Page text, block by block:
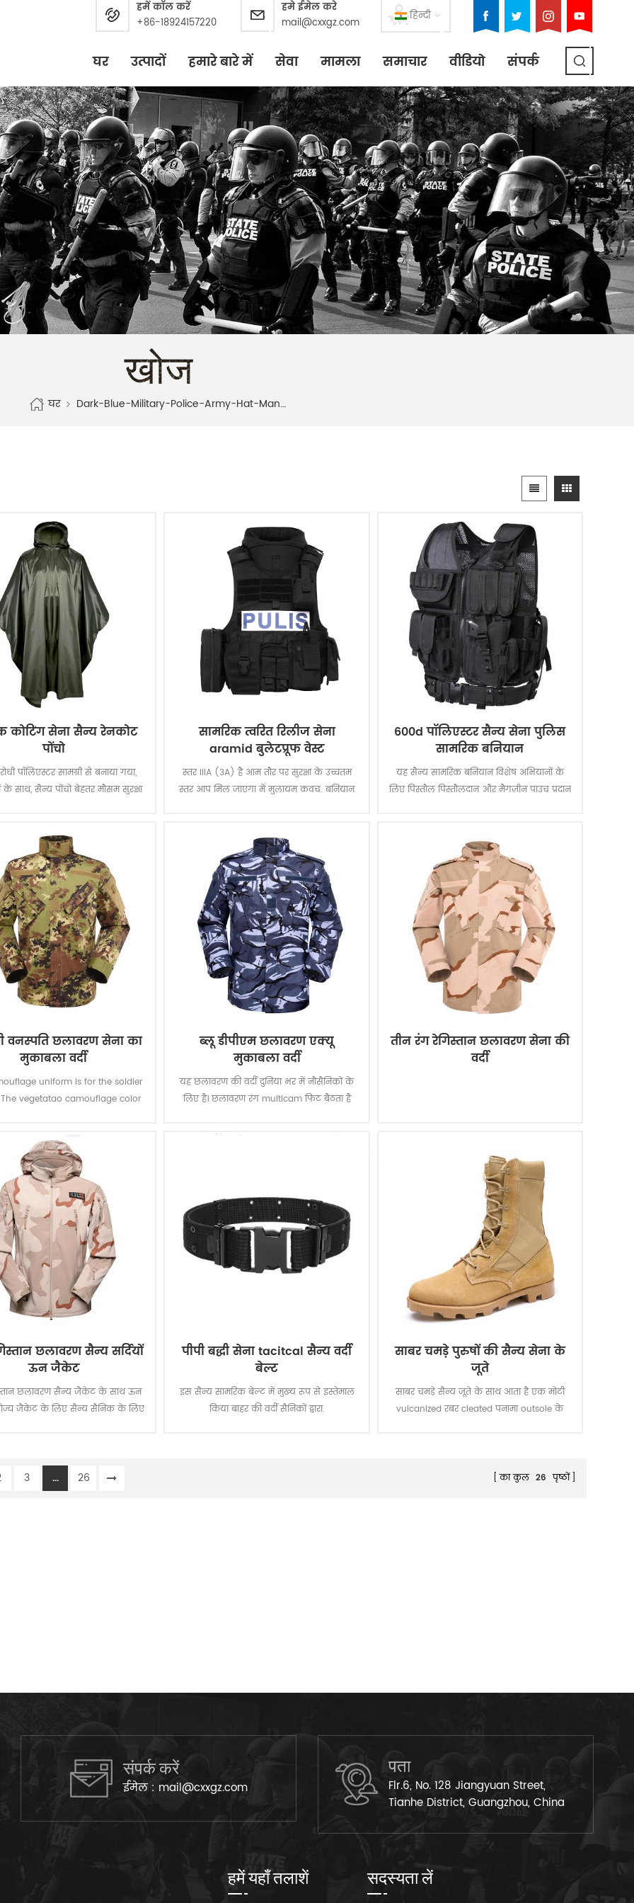
हिन्दी
हमें कॉल करें
+86-18924157220
हमे ईमेल करे
mail@cxxgz.com
घर उत्पादों हमारे बारे में सेवा मामला समाचार वीडियो संपर्क
खोज
घर Dark-Blue-Military-Police-Army-Hat-Manufacturer
कोटिंग सेना सैन्य रेनकोट
पोंचो
पॉलिएस्टर सामग्री से बनाया गया,
साथ, सैन्य पोंचो बेहतर मौसम सुरक्षा
प्रतिरोधी है।
सामरिक त्वरित रिलीज सेना
aramid बुलेटप्रूफ वेस्ट
स्तर IIIA (3A) है आम तौर पर सुरक्षा के उच्चतम
स्तर आप मिल जाएगा में मुलायम कवच. बनियान
व्यवस्थित नहीं अन्य निहित है कि प्रस्ताव के स्तर
आईआईए या द्वितीय स्तर.
600d पॉलिएस्टर सैन्य सेना पुलिस
सामरिक बनियान
यह सैन्य सामरिक बनियान विशेष अभियानों के
लिए पिस्तौल पिस्तौलदान और मैगज़ीन पाउच प्रदान
जलरोधक बनाता है।
वनस्पति छलावरण सेना का
मुकाबला वर्दी
uniform is for the soldier
vegetatao camouflage color
environment.
ब्लू डीपीएम छलावरण एक्यू
मुकाबला वर्दी
यह छलावरण की वर्दी दुनिया भर में नौसैनिकों के
लिए है। छलावरण रंग multicam फिट बैठता है
तीन रंग रेगिस्तान छलावरण सेना की
वर्दी
छलावरण सैन्य सर्दियों
ऊन जैकेट
छलावरण सैन्य जैकेट के साथ ऊन
जैकेट के लिए सैन्य सैनिक के लिए
पीपी बद्धी सेना tacitcal सैन्य वर्दी
बेल्ट
इस सैन्य सामरिक बेल्ट में मुख्य रूप से इस्तेमाल
किया बाहर की वर्दी सैनिकों द्वारा.
साबर चमड़े पुरुषों की सैन्य सेना के
जूते
साबर चमड़े सैन्य जूते के साथ आता है एक मोटी
vulcanized रबर cleated पनामा outsole के
वैकल्पिक निविड़ अंधकार, तेल प्रतिरोधी, आग
3 ... 26 का कुल 26 पृष्ठों
संपर्क करें
ईमेल : mail@cxxgz.com
पता
Flr.6, No. 128 Jiangyuan Street,
Tianhe District, Guangzhou, China
हमें यहाँ तलाशें सदस्यता लें